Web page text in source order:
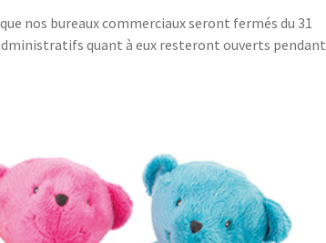
nos bureaux commerciaux seront fermés du 31
quant à eux resteront ouverts pendant